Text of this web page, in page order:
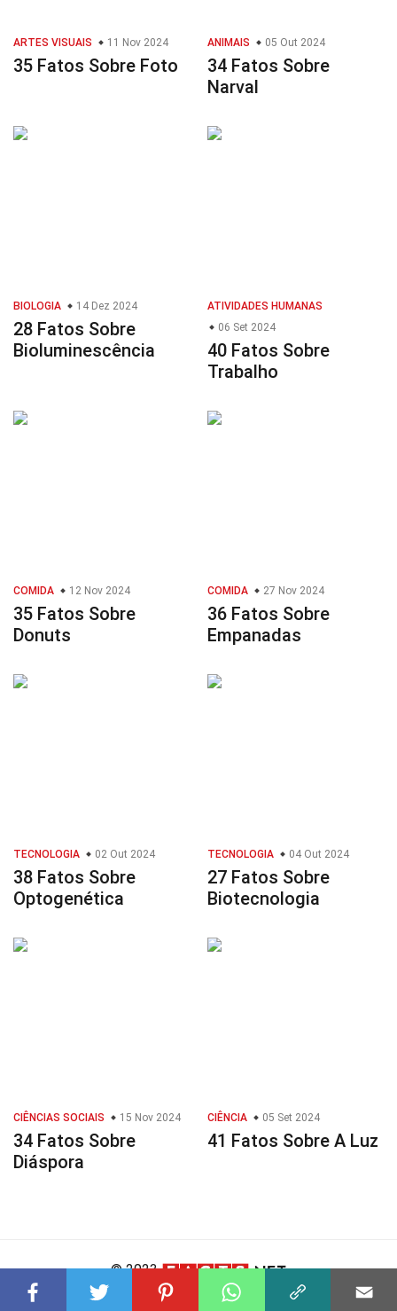
ARTES VISUAIS 11 Nov 2024
35 Fatos Sobre Foto
ANIMAIS 05 Out 2024
34 Fatos Sobre
Narval
BIOLOGIA 14 Dez 2024
28 Fatos Sobre
Bioluminescência
ATIVIDADES HUMANAS
06 Set 2024
40 Fatos Sobre
Trabalho
COMIDA 12 Nov 2024
35 Fatos Sobre
Donuts
COMIDA 27 Nov 2024
36 Fatos Sobre
Empanadas
TECNOLOGIA 02 Out 2024
38 Fatos Sobre
Optogenética
TECNOLOGIA 04 Out 2024
27 Fatos Sobre
Biotecnologia
CIÊNCIAS SOCIAIS 15 Nov 2024
34 Fatos Sobre
Diáspora
CIÊNCIA 05 Set 2024
41 Fatos Sobre A Luz
© 2023